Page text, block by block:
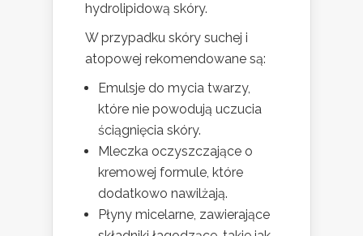
hydrolipidową skóry.
W przypadku skóry suchej i
atopowej rekomendowane są:
Emulsje do mycia twarzy,
które nie powodują uczucia
ściągnięcia skóry.
Mleczka oczyszczające o
kremowej formule, które
dodatkowo nawilżają.
Płyny micelarne, zawierające